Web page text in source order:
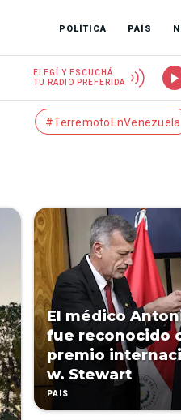
POLÍTICA PAÍS
ELEGÍ Y ESCUCHÁ
TU RADIO PREFERIDA
#TerremotoEnVenezuela
El médico
fue reconocido
premio
w. Stewart
PAÍS